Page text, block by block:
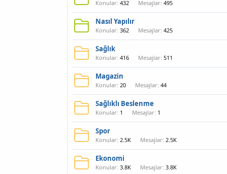
Konular 432 Mesajlar 495
Nasıl Yapılır
Konular 362 Mesajlar 425
Sağlık
Konular 416 Mesajlar 511
Magazin
Konular 20 Mesajlar 44
Sağlıklı Beslenme
Konular 1 Mesajlar 1
Spor
Konular 2.5K Mesajlar 2.5K
Ekonomi
Konular 3.8K Mesajlar 3.8K